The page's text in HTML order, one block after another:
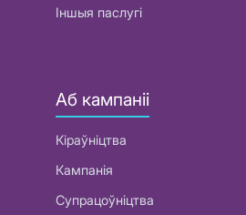
Іншыя паслугі
Аб кампаніі
Кіраўніцтва
Кампанія
Супрацоўніцтва